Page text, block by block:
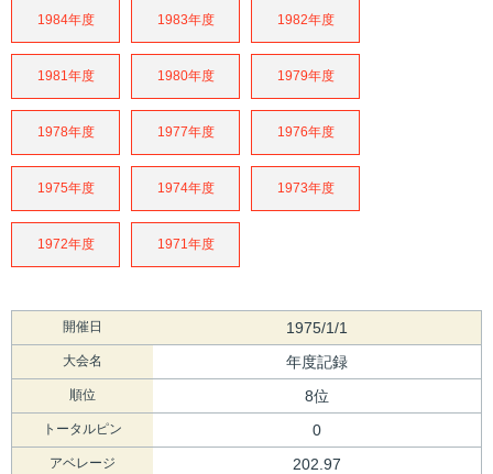
1984年度 1983年度 1982年度
1981年度 1980年度 1979年度
1978年度 1977年度 1976年度
1975年度 1974年度 1973年度
1972年度 1971年度
開催日 1975/1/1
大会名 年度記録
順位 8位
トータルピン 0
アベレージ 202.97